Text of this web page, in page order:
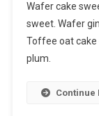
Wafer cake
sweet. Wafer
Toffee oat
plum.
Continue